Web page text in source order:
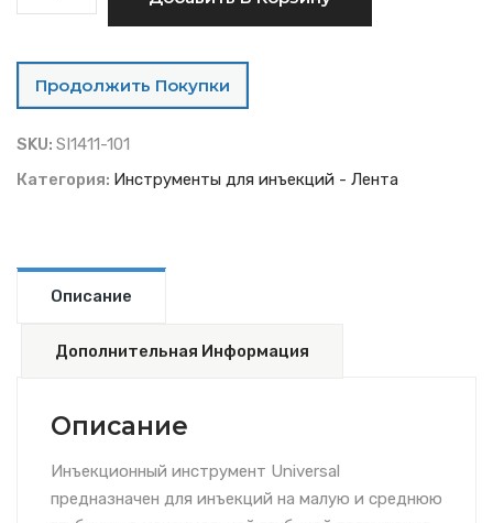
инъекций
(капельная
средняя
глубина
Продолжить Покупки
SKU: SI1411-101
Категория: Инструменты для инъекций - Лента
Описание
Дополнительная Информация
Описание
Инъекционный инструмент Universal
предназначен для инъекций на малую и среднюю